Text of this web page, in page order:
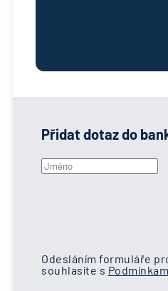
Přidat dotaz do
Odesláním formuláře
souhlasíte s